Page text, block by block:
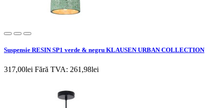
Suspensie RESIN SP1 verde & negru KLAUSEN URBAN COLLECTION
317,00lei Fără TVA: 261,98lei